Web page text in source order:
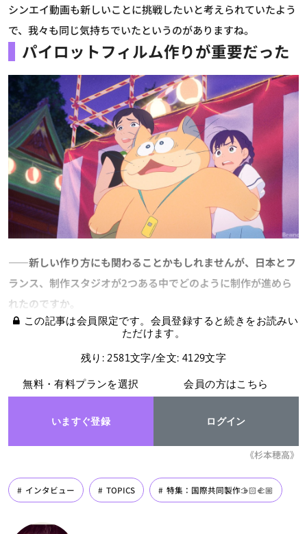
シンエイ動画も新しいことに挑戦したいと考えられていたよう
で、我々も同じ気持ちでいたというのがありますね。
パイロットフィルム作りが重要だった
――新しい作り方にも関わることかもしれませんが、日本とフ
ランス、制作スタジオが2つある中でどのように制作が進めら
れたのですか。
この記事は会員限定です。会員登録すると続きをお読みい
ただけます。
残り: 2581文字/全文: 4129文字
無料・有料プランを選択
いますぐ登録
会員の方はこちら
ログイン
《杉本穂高》
インタビュー TOPICS 特集：国際共同製作🫱🏻‍🫲🏼